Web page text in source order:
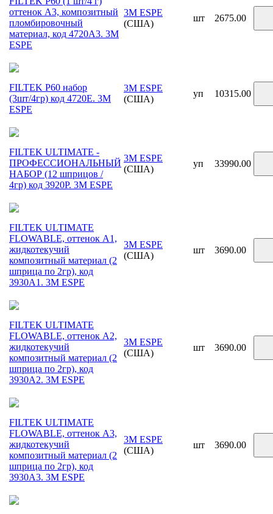
оттенок А3, композитный
пломбировочный
материал, код 4720A3. 3М
ESPE
3M ESPE
(США)
шт 2675.00
FILTEK P60 набор
(3шт/4гр) код 4720E. 3М
ESPE
3M ESPE
(США)
уп 10315.00
FILTEK ULTIMATE -
ПРОФЕССИОНАЛЬНЫЙ
НАБОР (12 шприцов /
4гр) код 3920P. 3М ESPE
3M ESPE
(США)
уп 33990.00
FILTEK ULTIMATE
FLOWABLE, оттенок A1,
жидкотекучий
композитный материал (2
шприца по 2гр), код
3930A1. 3М ESPE
3M ESPE
(США)
шт 3690.00
FILTEK ULTIMATE
FLOWABLE, оттенок A2,
жидкотекучий
композитный материал (2
шприца по 2гр), код
3930A2. 3М ESPE
3M ESPE
(США)
шт 3690.00
FILTEK ULTIMATE
FLOWABLE, оттенок A3,
жидкотекучий
композитный материал (2
шприца по 2гр), код
3930A3. 3М ESPE
3M ESPE
(США)
шт 3690.00